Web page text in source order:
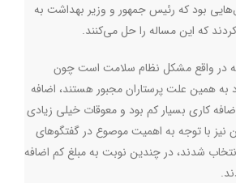
بود که رئیس جمهور و وزیر بهداشت به
که این مساله را حل می‌کنند.
در واقع مشکل نظام سلامت است چون
به همین علت پرستاران مجبور هستند، اضافه
اضافه کاری بسیار کم بود و معوقات خیلی زیادی
نیز با توجه به اهمیت موصوع در گفتگوهای
انتخاب شدند، در چندین نوبت به مبلغ کم اضافه
.